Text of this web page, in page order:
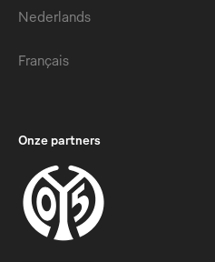
Nederlands
Français
Onze partners